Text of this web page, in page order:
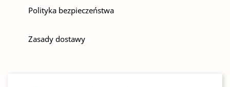
Polityka bezpieczeństwa
Zasady dostawy